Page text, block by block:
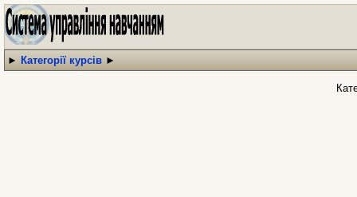
► Категорії курсів ►